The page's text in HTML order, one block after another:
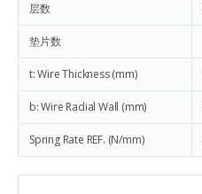
层数
垫片数
t: Wire Thickness (mm)
b: Wire Radial Wall (mm)
Spring Rate REF. (N/mm)